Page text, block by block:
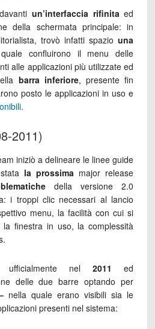
un’interfaccia rifinitaed
della schermata principale: in
trovò infatti spaziouna
confluirono il menu delle
alle applicazioni più utilizzate ed
barra inferiore, presente fin
posto le applicazioni in uso e
2011)
iniziò a delineare le linee guide
la prossima major release
della versione 2.0
i troppi clic necessari al lancio
menu, la facilità con cui si
finestra in uso, la complessità
ufficialmente nel2011
ed
delle due barre optando per
nella quale erano visibili sia le
presenti nel sistema: